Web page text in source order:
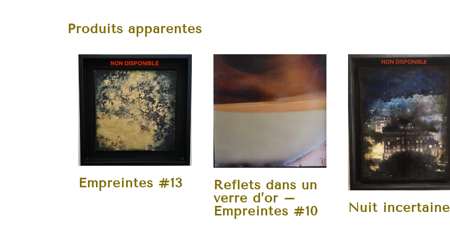
Produits apparentés
Empreintes #13
Reflets dans un
verre d’or –
Empreintes #10
Nuit incertaine